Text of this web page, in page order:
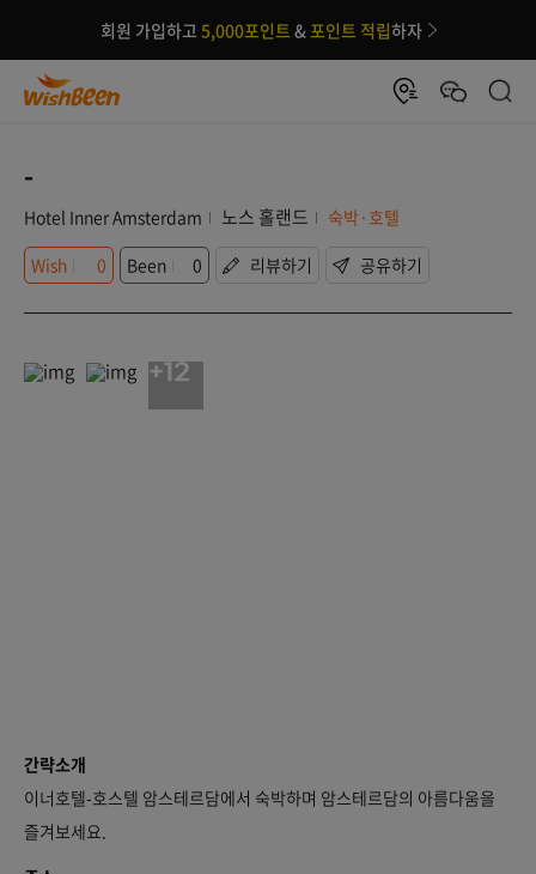
회원 가입하고 5,000포인트 &포인트 적립하자
-
Hotel Inner Amsterdam 노스 홀랜드
숙박·호텔
Wish
0 Been 0 리뷰하기 공유하기
+12
간략소개
이너호텔-호스텔 암스테르담에서 숙박하며 암스테르담의 아름다움을
즐겨보세요.